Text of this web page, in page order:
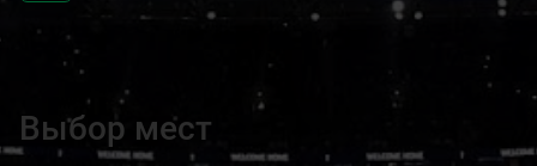
Выбор мест